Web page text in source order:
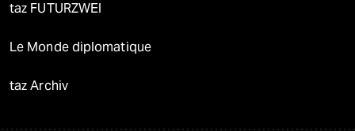
taz FUTURZWEI
Le Monde diplomatique
taz Archiv